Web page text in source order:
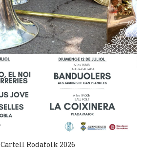
Cartell Rodafolk 2026